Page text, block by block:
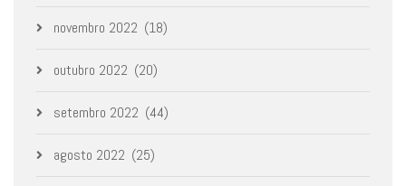
novembro 2022 (18)
outubro 2022 (20)
setembro 2022 (44)
agosto 2022 (25)